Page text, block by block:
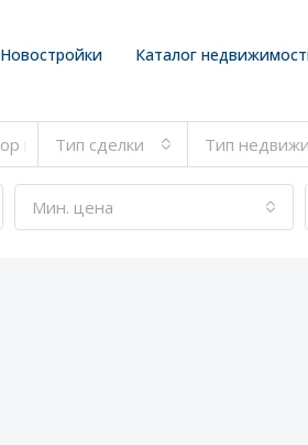
Новостройки Каталог
Тип сделки Тип
Мин. цена